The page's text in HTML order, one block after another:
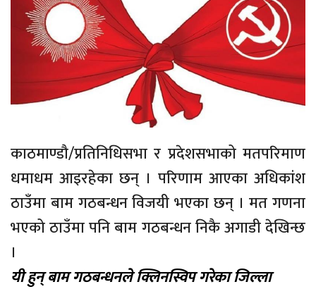
काठमाण्डौ/प्रतिनिधिसभा र प्रदेशसभाको मतपरिमाण
धमाधम आइरहेका छन् । परिणाम आएका अधिकांश
ठाउँमा बाम गठबन्धन विजयी भएका छन् । मत गणना
भएको ठाउँमा पनि बाम गठबन्धन निकै अगाडी देखिन्छ
।
यी हुन्बामगठबन्धनले क्लिनस्विप गरेका जिल्ला